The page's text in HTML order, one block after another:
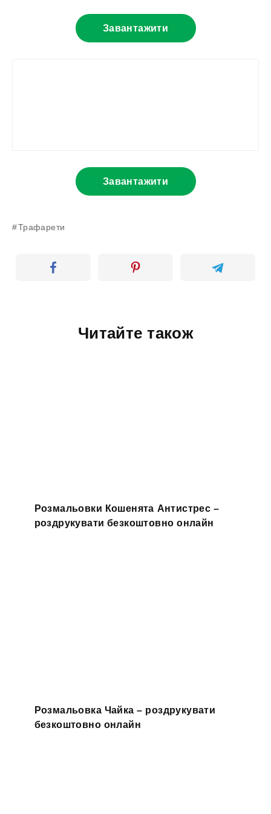
Завантажити
Завантажити
Трафарети
Читайте також
Розмальовки Кошенята Антистрес –
роздрукувати безкоштовно онлайн
Розмальовка Чайка – роздрукувати
безкоштовно онлайн